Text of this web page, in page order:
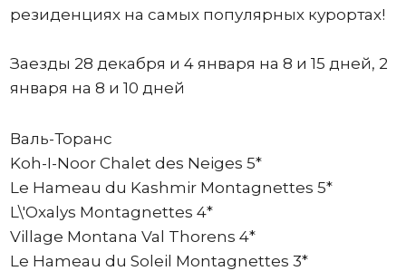
резиденциях на самых популярных курортах!
Заезды 28 декабря и 4 января на 8 и 15 дней, 2
января на 8 и 10 дней
Валь-Торанс
Koh-I-Nоor Chalet des Neiges 5*
Le Hameau du Kashmir Montagnettes 5*
L\'Oxalys Montagnettes 4*
Village Montana Val Thorens 4*
Le Hameau du Soleil Montagnettes 3*